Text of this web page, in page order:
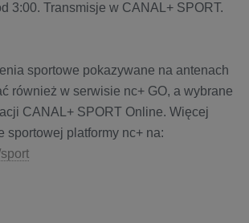
3:00. Transmisje w CANAL+ SPORT.
sportowe pokazywane na antenach
również w serwisie nc+ GO, a wybrane
CANAL+ SPORT Online. Więcej
sportowej platformy nc+ na: